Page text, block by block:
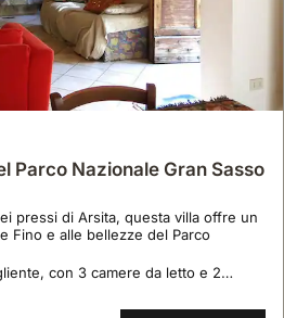
Casa In Montagna Nel Parco Nazionale Gran Sasso
pressi di Arsita, questa villa offre un
Fino e alle bellezze del Parco
con 3 camere da letto e 2
a 6 persone, perfetta per attività